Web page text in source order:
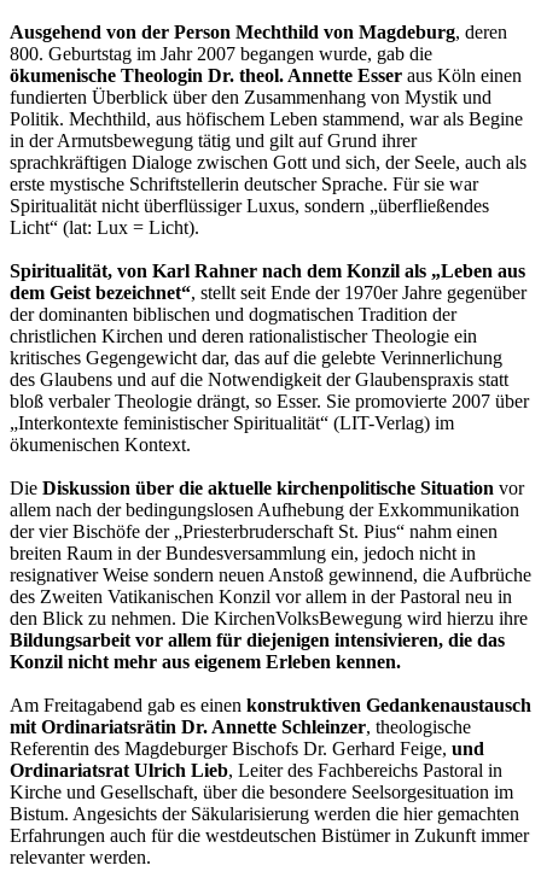
Ausgehend von der Person Mechthild von Magdeburg, deren
800. Geburtstag im Jahr 2007 begangen wurde, gab die
ökumenische Theologin Dr. theol. Annette Esser aus Köln einen
fundierten Überblick über den Zusammenhang von Mystik und
Politik. Mechthild, aus höfischem Leben stammend, war als Begine
in der Armutsbewegung tätig und gilt auf Grund ihrer
sprachkräftigen Dialoge zwischen Gott und sich, der Seele, auch als
erste mystische Schriftstellerin deutscher Sprache. Für sie war
Spiritualität nicht überflüssiger Luxus, sondern „überfließendes
Licht“ (lat: Lux = Licht).
Spiritualität, von Karl Rahner nach dem Konzil als „Leben aus
dem Geist bezeichnet“, stellt seit Ende der 1970er Jahre gegenüber
der dominanten biblischen und dogmatischen Tradition der
christlichen Kirchen und deren rationalistischer Theologie ein
kritisches Gegengewicht dar, das auf die gelebte Verinnerlichung
des Glaubens und auf die Notwendigkeit der Glaubenspraxis statt
bloß verbaler Theologie drängt, so Esser. Sie promovierte 2007 über
„Interkontexte feministischer Spiritualität“ (LIT-Verlag) im
ökumenischen Kontext.
Die Diskussion über die aktuelle kirchenpolitische Situation vor
allem nach der bedingungslosen Aufhebung der Exkommunikation
der vier Bischöfe der „Priesterbruderschaft St. Pius“ nahm einen
breiten Raum in der Bundesversammlung ein, jedoch nicht in
resignativer Weise sondern neuen Anstoß gewinnend, die Aufbrüche
des Zweiten Vatikanischen Konzil vor allem in der Pastoral neu in
den Blick zu nehmen. Die KirchenVolksBewegung wird hierzu ihre
Bildungsarbeit vor allem für diejenigen intensivieren, die das
Konzil nicht mehr aus eigenem Erleben kennen.
Am Freitagabend gab es einen konstruktiven Gedankenaustausch
mit Ordinariatsrätin Dr. Annette Schleinzer, theologische
Referentin des Magdeburger Bischofs Dr. Gerhard Feige, und
Ordinariatsrat Ulrich Lieb, Leiter des Fachbereichs Pastoral in
Kirche und Gesellschaft, über die besondere Seelsorgesituation im
Bistum. Angesichts der Säkularisierung werden die hier gemachten
Erfahrungen auch für die westdeutschen Bistümer in Zukunft immer
relevanter werden.